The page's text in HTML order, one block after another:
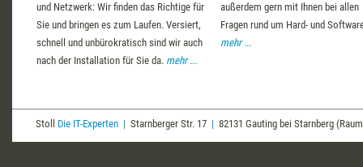
und Netzwerk: Wir finden das Richtige für
Sie und bringen es zum Laufen. Versiert,
schnell und unbürokratisch sind wir auch
nach der Installation für Sie da. mehr ...
außerdem gern mit Ihnen bei allen
Fragen rund um Hard- und
mehr ...
Stoll Die IT-Experten | Starnberger Str. 17 | 82131 Gauting bei Starnberg